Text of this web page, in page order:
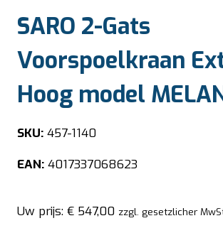
SARO 2-Gats
Voorspoelkraan
Hoog model
SKU: 457-1140
EAN: 4017337068623
Uw prijs: € 547,00 zzgl. gesetzlicher